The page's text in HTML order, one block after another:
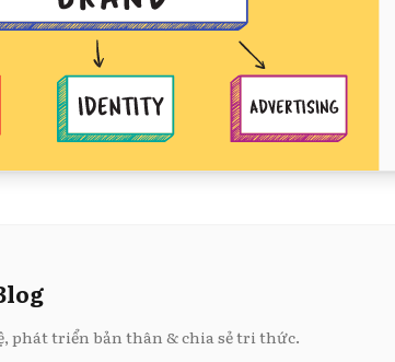
phát triển bản thân & chia sẻ tri thức.